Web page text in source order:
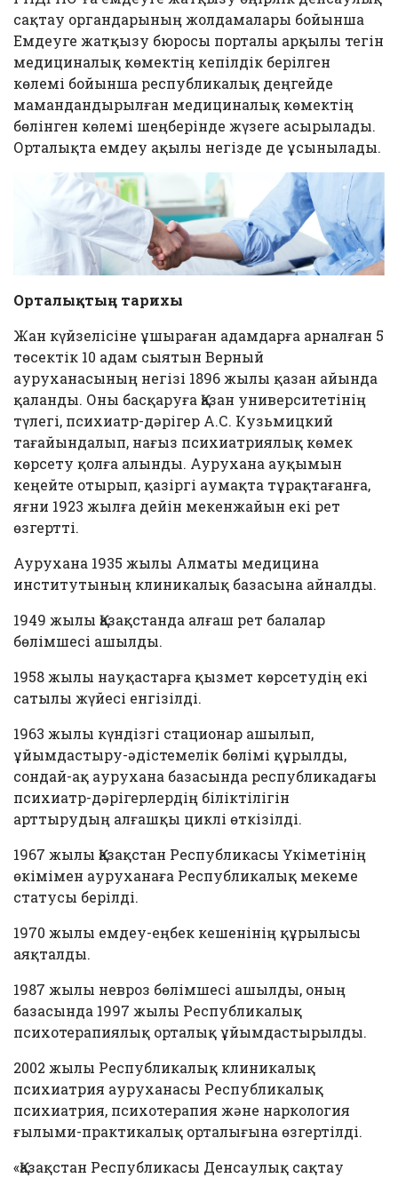
сақтау органдарының жолдамалары бойынша
Емдеуге жатқызу бюросы порталы арқылы тегін
медициналық көмектің кепілдік берілген
көлемі бойынша республикалық деңгейде
мамандандырылған медициналық көмектің
бөлінген көлемі шеңберінде жүзеге асырылады.
Орталықта емдеу ақылы негізде де ұсынылады.
Орталықтың тарихы
Жан күйзелісіне ұшыраған адамдарға арналған 5
төсектік 10 адам сыятын Верный
ауруханасының негізі 1896 жылы қазан айында
қаланды. Оны басқаруға Қазан университетінің
түлегі, психиатр-дәрігер А.С. Кузьмицкий
тағайындалып, нағыз психиатриялық көмек
көрсету қолға алынды. Аурухана ауқымын
кеңейте отырып, қазіргі аумақта тұрақтағанға,
яғни 1923 жылға дейін мекенжайын екі рет
өзгертті.
Аурухана 1935 жылы Алматы медицина
институтының клиникалық базасына айналды.
1949 жылы Қазақстанда алғаш рет балалар
бөлімшесі ашылды.
1958 жылы науқастарға қызмет көрсетудің екі
сатылы жүйесі енгізілді.
1963 жылы күндізгі стационар ашылып,
ұйымдастыру-әдістемелік бөлімі құрылды,
сондай-ақ аурухана базасында республикадағы
психиатр-дәрігерлердің біліктілігін
арттырудың алғашқы циклі өткізілді.
1967 жылы Қазақстан Республикасы Үкіметінің
өкімімен ауруханаға Республикалық мекеме
статусы берілді.
1970 жылы емдеу-еңбек кешенінің құрылысы
аяқталды.
1987 жылы невроз бөлімшесі ашылды, оның
базасында 1997 жылы Республикалық
психотерапиялық орталық ұйымдастырылды.
2002 жылы Республикалық клиникалық
психиатрия ауруханасы Республикалық
психиатрия, психотерапия және наркология
ғылыми-практикалық орталығына өзгертілді.
«Қазақстан Республикасы Денсаулық сақтау